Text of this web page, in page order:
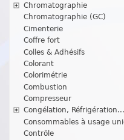
Chromatographie
Chromatographie (GC)
Cimenterie
Coffre fort
Colles & Adhésifs
Colorant
Colorimétrie
Combustion
Compresseur
Congélation, Réfrigération...
Consommables à usage
Contrôle